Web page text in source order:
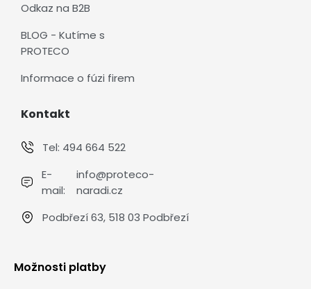
Odkaz na B2B
BLOG - Kutíme s
PROTECO
Informace o fúzi firem
Kontakt
Tel: 494 664 522
E-
mail:
info@proteco-
naradi.cz
Podbřezí 63, 518 03 Podbřezí
Možnosti platby